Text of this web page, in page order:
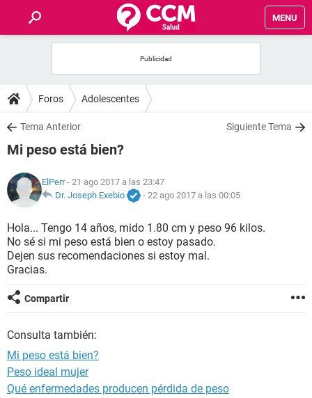
MENU
FOROS
SALUD
FAMILIA
NUTRICIÓN
BIENESTAR
SEXUALIDAD
GLOSARIO
Foros Adolescentes
Tema Anterior Siguiente Tema
Mi peso está bien?
ElPerr- 21 ago 2017 a las 23:47
Dr. Joseph Exebio
- 22 ago 2017 a las 00:05
Hola... Tengo 14 años, mido 1.80 cm y peso 96 kilos.
No sé si mi peso está bien o estoy pasado.
Dejen sus recomendaciones si estoy mal.
Gracias.
Compartir
Consulta también:
Mi peso está bien?
Peso ideal mujer
Qué enfermedades producen pérdida de peso